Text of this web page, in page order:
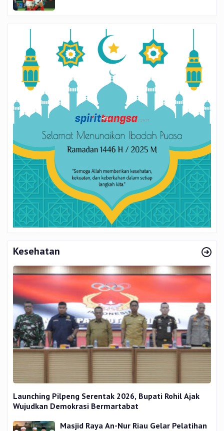
Kesehatan
Launching Pilpeng Serentak 2026, Bupati Rohil Ajak
Wujudkan Demokrasi Bermartabat
Masjid Raya An-Nur Riau Gelar Pelatihan